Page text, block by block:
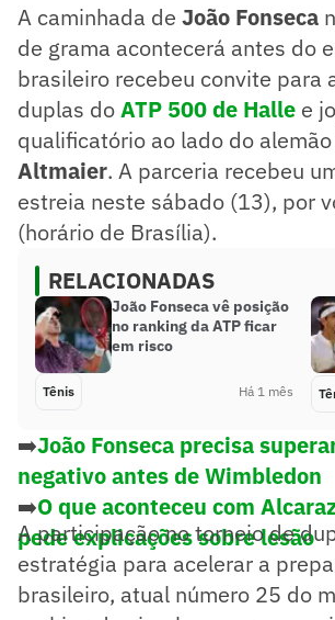
A caminhada de João Fonseca
de grama acontecerá antes do
brasileiro recebeu convite para
duplas doATP 500 de Halle e
qualificatório ao lado do alemão
Altmaier. A parceria recebeu
estreia neste sábado (13), por
(horário de Brasília).
RELACIONADAS
João Fonseca vê posição
no ranking da ATP ficar
em risco
Tênis Há 1 mês
➡️João Fonseca precisa
negativo antes de Wimbledon
➡️O que aconteceu com
pede explicações sobre lesão
A participação no torneio de
estratégia para acelerar a
brasileiro, atual número 25 do